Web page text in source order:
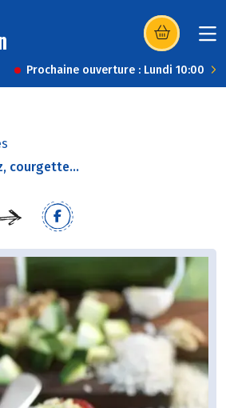
(s’ouvre dans
Prochaine ouverture : Lundi 10:00
courgette...